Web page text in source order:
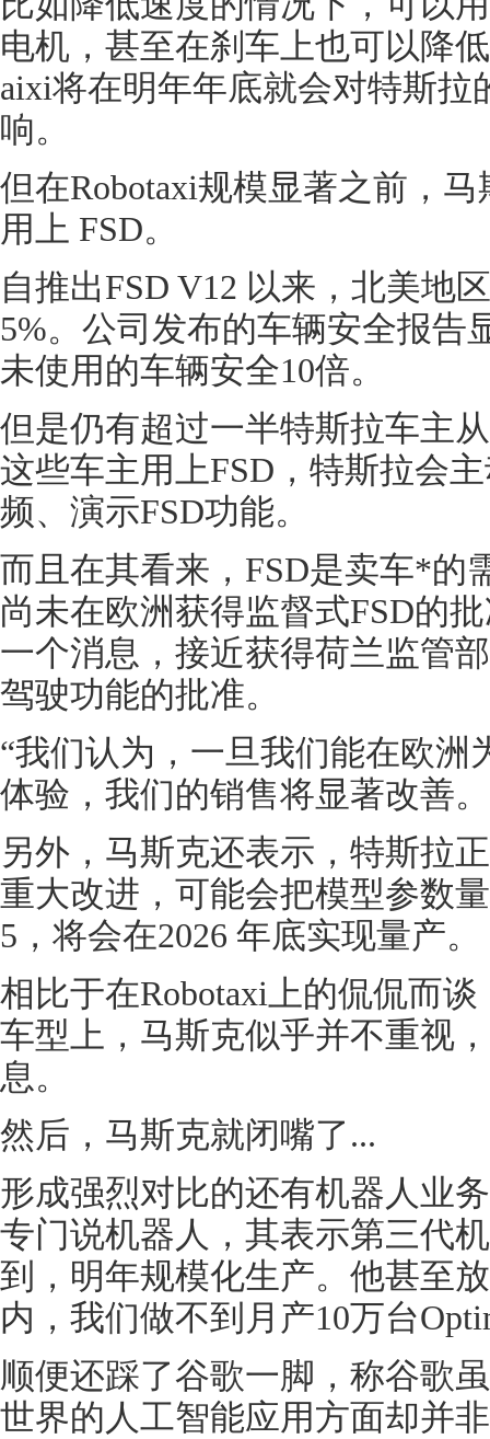
电机，甚至在刹车上也可以降
aixi将在明年年底就会对特斯拉
响。
但在Robotaxi规模显著之前，
用上 FSD。
自推出FSD V12 以来，北美地
5%。公司发布的车辆安全报告
未使用的车辆安全10倍。
但是仍有超过一半特斯拉车主
这些车主用上FSD，特斯拉会
频、演示FSD功能。
而且在其看来，FSD是卖车*的
尚未在欧洲获得监督式FSD的
一个消息，接近获得荷兰监管
驾驶功能的批准。
“我们认为，一旦我们能在欧洲
体验，我们的销售将显著改善
另外，马斯克还表示，特斯拉
重大改进，可能会把模型参数
5，将会在2026 年底实现量产。
相比于在Robotaxi上的侃侃而
车型上，马斯克似乎并不重视
息。
然后，马斯克就闭嘴了...
形成强烈对比的还有机器人业
专门说机器人，其表示第三代
到，明年规模化生产。他甚至
内，我们做不到月产10万台
顺便还踩了谷歌一脚，称谷歌
世界的人工智能应用方面却并